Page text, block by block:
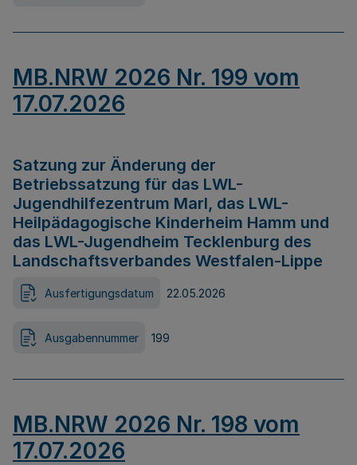
MB.NRW 2026 Nr. 199 vom
17.07.2026
Satzung zur Änderung der
Betriebssatzung für das LWL-
Jugendhilfezentrum Marl, das LWL-
Heilpädagogische Kinderheim Hamm und
das LWL-Jugendheim Tecklenburg des
Landschaftsverbandes Westfalen-Lippe
Ausfertigungsdatum 22.05.2026
Ausgabennummer 199
MB.NRW 2026 Nr. 198 vom
17.07.2026